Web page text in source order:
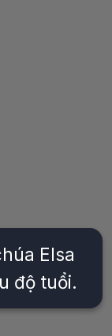
Elsa
độ tuổi.